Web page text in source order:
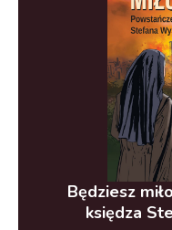
Będziesz
księdza